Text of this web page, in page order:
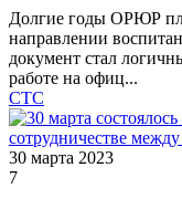
Долгие годы ОРЮР
направлении
документ стал
работе на офиц...
СТС
30 марта 2023
7